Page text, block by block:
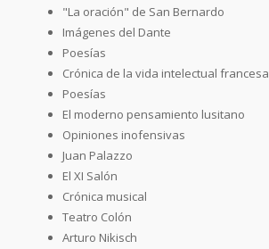
"La oración" de San Bernardo
Imágenes del Dante
Poesías
Crónica de la vida intelectual francesa
Poesías
El moderno pensamiento lusitano
Opiniones inofensivas
Juan Palazzo
El XI Salón
Crónica musical
Teatro Colón
Arturo Nikisch